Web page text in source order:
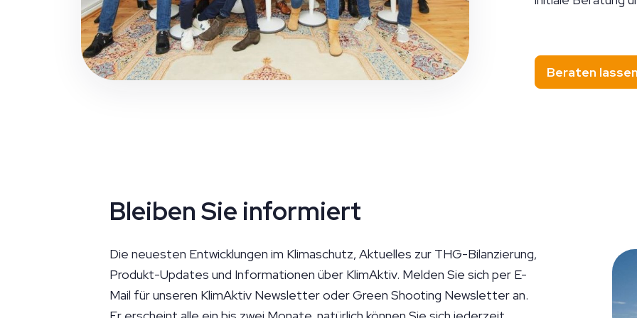
Beraten
Bleiben Sie informiert
Die neuesten Entwicklungen im Klimaschutz, Aktuelles zur THG-Bilanzierung,
Produkt-Updates und Informationen über KlimAktiv. Melden Sie sich per E-
Mail für unseren KlimAktiv Newsletter oder Green Shooting Newsletter an.